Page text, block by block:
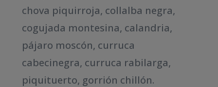
chova piquirroja, collalba negra,
cogujada montesina, calandria,
pájaro moscón, curruca
cabecinegra, curruca rabilarga,
piquituerto, gorrión chillón.